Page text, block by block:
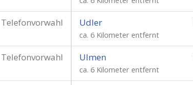
Telefonvorwahl Udler
ca. 6 Kilometer entfernt
Telefonvorwahl Ulmen
ca. 6 Kilometer entfernt